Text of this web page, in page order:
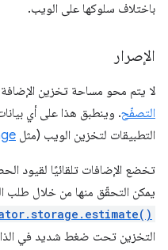
باختلاف سلوكها على الويب.
الإصرار
لا يتم محو مساحة تخزين الإضافة
التصفّح. وينطبق هذا على أي
التطبيقات لتخزين الويب (مثل
تخضع الإضافات تلقائيًا لقيود
يمكن التحقّق منها من خلال طلب
التخزين تحت ضغط شديد في